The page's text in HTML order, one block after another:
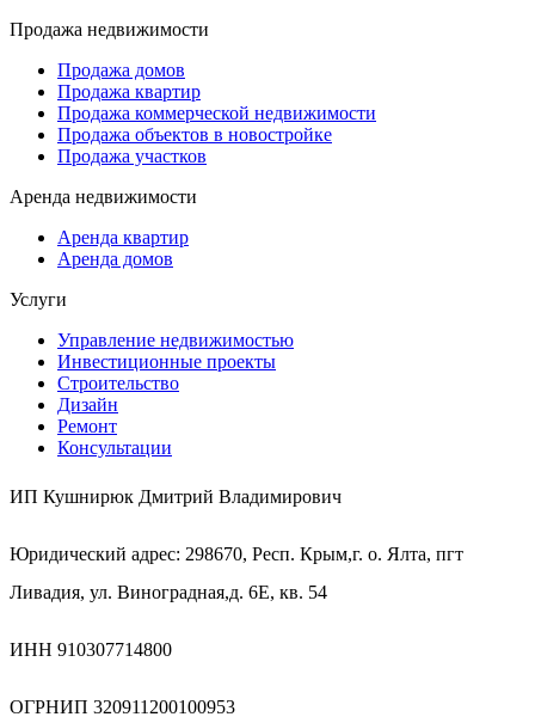
Продажа недвижимости
Продажа домов
Продажа квартир
Продажа коммерческой недвижимости
Продажа объектов в новостройке
Продажа участков
Аренда недвижимости
Аренда квартир
Аренда домов
Услуги
Управление недвижимостью
Инвестиционные проекты
Строительство
Дизайн
Ремонт
Консультации
ИП Кушнирюк Дмитрий Владимирович
Юридический адрес: 298670, Респ. Крым,г. о. Ялта, пгт
Ливадия, ул. Виноградная,д. 6Е, кв. 54
ИНН 910307714800
ОГРНИП 320911200100953